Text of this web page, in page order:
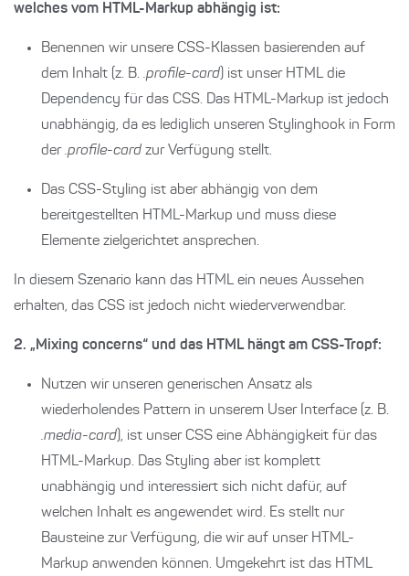
welches vom HTML-Markup abhängig ist:
Benennen wir unsere CSS-Klassen basierenden auf
dem Inhalt (z. B. .profile-card ) ist unser HTML die
Dependency für das CSS. Das HTML-Markup ist jedoch
unabhängig, da es lediglich unseren Stylinghook in Form
der.profile-card zur Verfügung stellt.
Das CSS-Styling ist aber abhängig von dem
bereitgestellten HTML-Markup und muss diese
Elemente zielgerichtet ansprechen.
In diesem Szenario kann das HTML ein neues Aussehen
erhalten, das CSS ist jedoch nicht wiederverwendbar.
2. „Mixing concerns“ und das HTML hängt am CSS-Tropf:
Nutzen wir unseren generischen Ansatz als
wiederholendes Pattern in unserem User Interface (z. B.
.media-card ), ist unser CSS eine Abhängigkeit für das
HTML-Markup. Das Styling aber ist komplett
unabhängig und interessiert sich nicht dafür, auf
welchen Inhalt es angewendet wird. Es stellt nur
Bausteine zur Verfügung, die wir auf unser HTML-
Markup anwenden können. Umgekehrt ist das HTML